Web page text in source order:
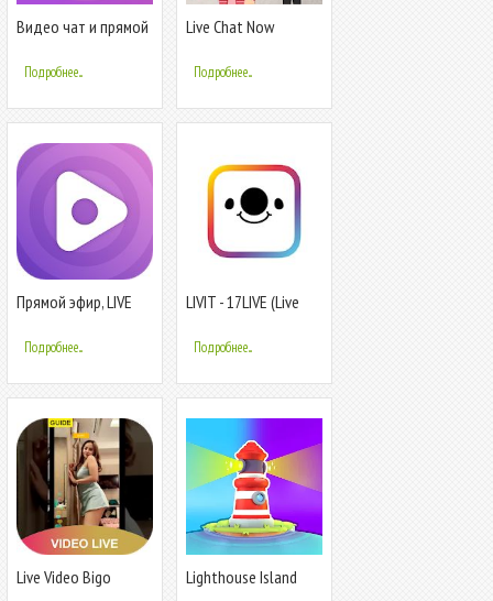
Видео чат и прямой
LIVE Chat
Подробнее...
Live Chat Now
Подробнее...
Прямой эфир, LIVE
U LIVE Studio
Подробнее...
LIVIT - 17LIVE (Live
Подробнее...
Live Video Bigo
Lighthouse Island